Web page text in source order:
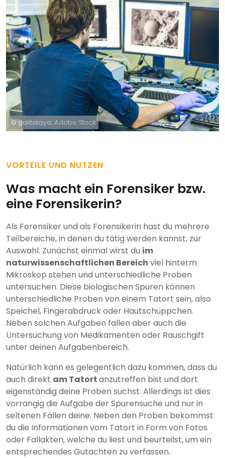
© galitskaya; Adobe Stock
VORTEILE UND NUTZEN
Was macht ein Forensiker bzw.
eine Forensikerin?
Als Forensiker und als Forensikerin hast du mehrere
Teilbereiche, in denen du tätig werden kannst, zur
Auswahl. Zunächst einmal wirst du im
naturwissenschaftlichen Bereich viel hinterm
Mikroskop stehen und unterschiedliche Proben
untersuchen. Diese biologischen Spuren können
unterschiedliche Proben von einem Tatort sein, also
Speichel, Fingerabdruck oder Hautschüppchen.
Neben solchen Aufgaben fallen aber auch die
Untersuchung von Medikamenten oder Rauschgift
unter deinen Aufgabenbereich.
Natürlich kann es gelegentlich dazu kommen, dass du
auch direkt am Tatortanzutreffen bist und dort
eigenständig deine Proben suchst. Allerdings ist dies
vorrangig die Aufgabe der Spurensuche und nur in
seltenen Fällen deine. Neben den Proben bekommst
du die Informationen vom Tatort in Form von Fotos
oder Fallakten, welche du liest und beurteilst, um ein
entsprechendes Gutachten zu verfassen.